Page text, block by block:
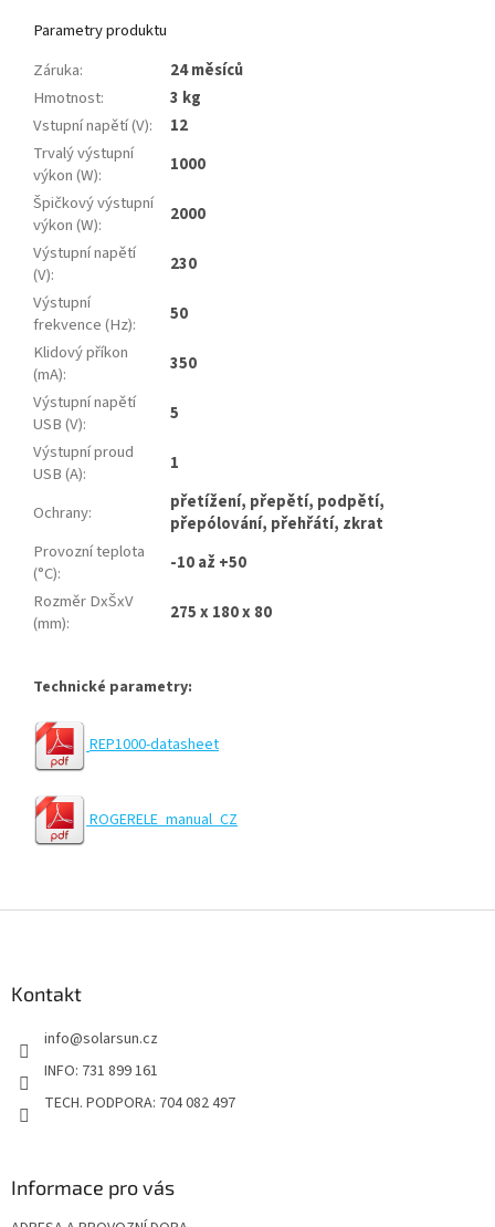
Parametry produktu
Záruka:
24 měsíců
Hmotnost:
3 kg
Vstupní napětí (V):
12
Trvalý výstupní
výkon (W):
1000
Špičkový výstupní
výkon (W):
2000
Výstupní napětí
(V):
230
Výstupní
frekvence (Hz):
50
Klidový příkon
(mA):
350
Výstupní napětí
USB (V):
5
Výstupní proud
USB (A): 1
Ochrany:
přetížení, přepětí, podpětí,
přepólování, přehřátí, zkrat
Provozní teplota
(°C):
-10 až +50
Rozměr DxŠxV
(mm): 275 x 180 x 80
Technické parametry:
REP1000-datasheet
ROGERELE_manual_CZ
Kontakt
info@solarsun.cz
INFO: 731 899 161
TECH. PODPORA: 704 082 497
Informace pro vás